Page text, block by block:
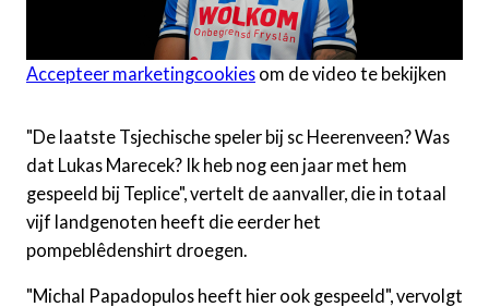
Accepteer marketingcookies om de video te bekijken
"De laatste Tsjechische speler bij sc Heerenveen? Was
dat Lukas Marecek? Ik heb nog een jaar met hem
gespeeld bij Teplice", vertelt de aanvaller, die in totaal
vijf landgenoten heeft die eerder het
pompeblêdenshirt droegen.
"Michal Papadopulos heeft hier ook gespeeld", vervolgt